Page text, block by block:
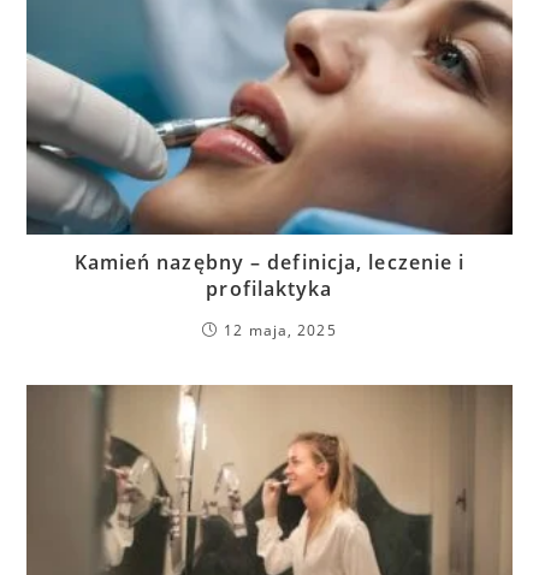
Kamień nazębny – definicja, leczenie i
profilaktyka
12 maja, 2025